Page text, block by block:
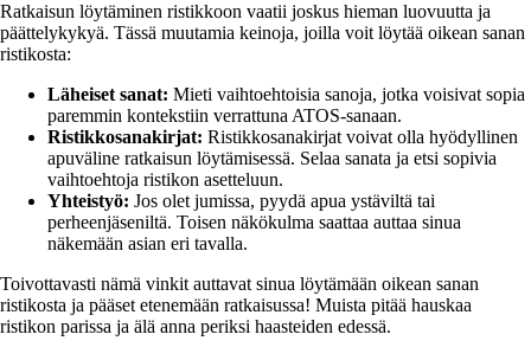
Ratkaisun löytäminen ristikkoon vaatii joskus hieman luovuutta ja
päättelykykyä. Tässä muutamia keinoja, joilla voit löytää oikean sanan
ristikosta:
Läheiset sanat: Mieti vaihtoehtoisia sanoja, jotka voisivat sopia
paremmin kontekstiin verrattuna ATOS-sanaan.
Ristikkosanakirjat: Ristikkosanakirjat voivat olla hyödyllinen
apuväline ratkaisun löytämisessä. Selaa sanata ja etsi sopivia
vaihtoehtoja ristikon asetteluun.
Yhteistyö: Jos olet jumissa, pyydä apua ystäviltä tai
perheenjäseniltä. Toisen näkökulma saattaa auttaa sinua
näkemään asian eri tavalla.
Toivottavasti nämä vinkit auttavat sinua löytämään oikean sanan
ristikosta ja pääset etenemään ratkaisussa! Muista pitää hauskaa
ristikon parissa ja älä anna periksi haasteiden edessä.